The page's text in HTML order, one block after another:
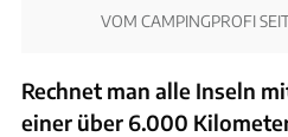
VOM CAMPINGPROFI
Rechnet man alle Inseln
einer über 6.000